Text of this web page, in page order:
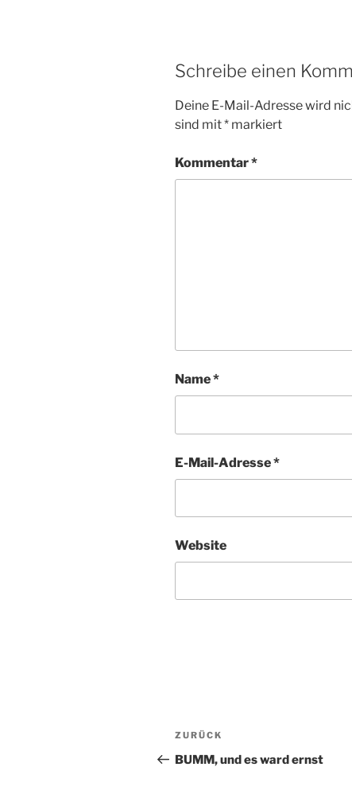
Schreibe einen
Deine E-Mail-Adresse wird
sind mit* markiert
Kommentar*
Name*
E-Mail-Adresse*
Website
Beitragsnavigation
Vorheriger
Beitrag
ZURÜCK
BUMM, und es ward ernst